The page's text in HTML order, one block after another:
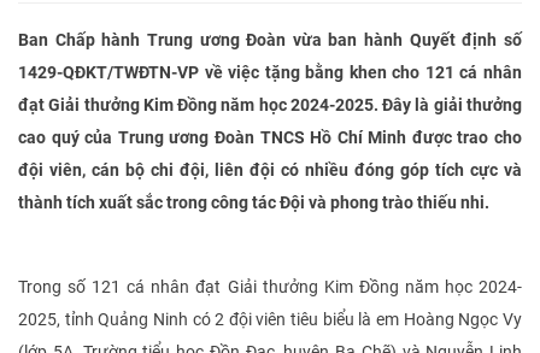
Ban Chấp hành Trung ương Đoàn vừa ban hành Quyết định số
1429-QĐKT/TWĐTN-VP về việc tặng bằng khen cho 121 cá nhân
đạt Giải thưởng Kim Đồng năm học 2024-2025. Đây là giải thưởng
cao quý của Trung ương Đoàn TNCS Hồ Chí Minh được trao cho
đội viên, cán bộ chi đội, liên đội có nhiều đóng góp tích cực và
thành tích xuất sắc trong công tác Đội và phong trào thiếu nhi.
Trong số 121 cá nhân đạt Giải thưởng Kim Đồng năm học 2024-
2025, tỉnh Quảng Ninh có 2 đội viên tiêu biểu là em Hoàng Ngọc Vy